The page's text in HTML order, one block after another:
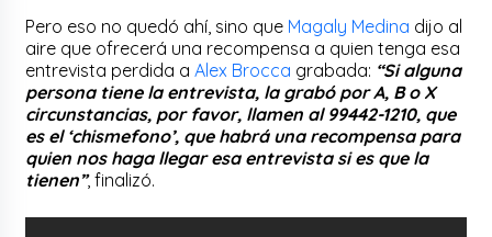
Pero eso no quedó ahí, sino que Magaly Medina dijo al
aire que ofrecerá una recompensa a quien tenga esa
entrevista perdida aAlex Brocca grabada: “Si alguna
persona tiene la entrevista, la grabó por A, B o X
circunstancias, por favor, llamen al 99442-1210, que
es el ‘chismefono’, que habrá una recompensa para
quien nos haga llegar esa entrevista si es que la
tienen”, finalizó.